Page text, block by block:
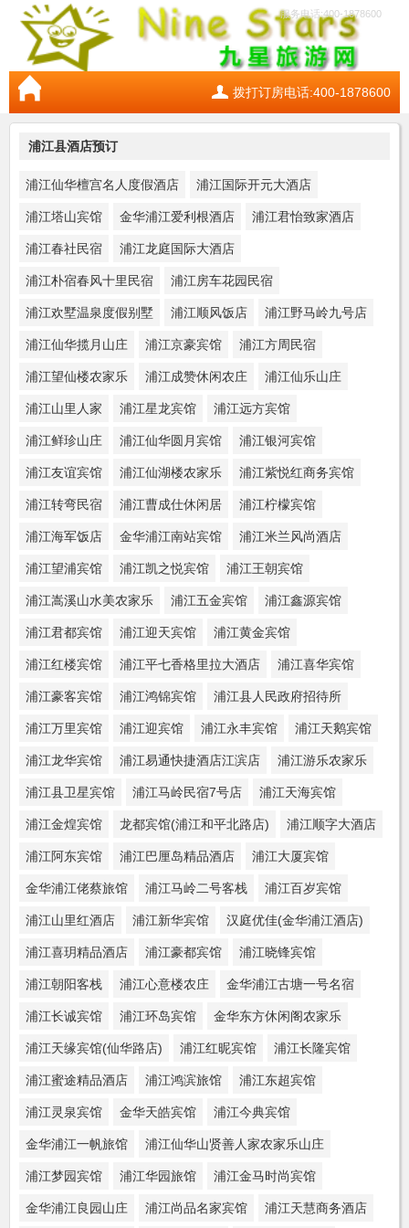
服务电话:400-1878600
拨打订房电话:400-1878600
浦江县酒店预订
浦江仙华檀宫名人度假酒店 浦江国际开元大酒店
浦江塔山宾馆 金华浦江爱利根酒店 浦江君怡致家酒店
浦江春社民宿 浦江龙庭国际大酒店
浦江朴宿春风十里民宿 浦江房车花园民宿
浦江欢墅温泉度假别墅 浦江顺风饭店 浦江野马岭九号店
浦江仙华揽月山庄 浦江京豪宾馆 浦江方周民宿
浦江望仙楼农家乐 浦江成赞休闲农庄 浦江仙乐山庄
浦江山里人家 浦江星龙宾馆 浦江远方宾馆
浦江鲜珍山庄 浦江仙华圆月宾馆 浦江银河宾馆
浦江友谊宾馆 浦江仙湖楼农家乐 浦江紫悦红商务宾馆
浦江转弯民宿 浦江曹成仕休闲居 浦江柠檬宾馆
浦江海军饭店 金华浦江南站宾馆 浦江米兰风尚酒店
浦江望浦宾馆 浦江凯之悦宾馆 浦江王朝宾馆
浦江嵩溪山水美农家乐 浦江五金宾馆 浦江鑫源宾馆
浦江君都宾馆 浦江迎天宾馆 浦江黄金宾馆
浦江红楼宾馆 浦江平七香格里拉大酒店 浦江喜华宾馆
浦江豪客宾馆 浦江鸿锦宾馆 浦江县人民政府招待所
浦江万里宾馆 浦江迎宾馆 浦江永丰宾馆 浦江天鹅宾馆
浦江龙华宾馆 浦江易通快捷酒店江滨店 浦江游乐农家乐
浦江县卫星宾馆 浦江马岭民宿7号店 浦江天海宾馆
浦江金煌宾馆 龙都宾馆(浦江和平北路店) 浦江顺字大酒店
浦江阿东宾馆 浦江巴厘岛精品酒店 浦江大厦宾馆
金华浦江佬蔡旅馆 浦江马岭二号客栈 浦江百岁宾馆
浦江山里红酒店 浦江新华宾馆 汉庭优佳(金华浦江酒店)
浦江喜玥精品酒店 浦江豪都宾馆 浦江晓锋宾馆
浦江朝阳客栈 浦江心意楼农庄 金华浦江古塘一号名宿
浦江长诚宾馆 浦江环岛宾馆 金华东方休闲阁农家乐
浦江天缘宾馆(仙华路店) 浦江红昵宾馆 浦江长隆宾馆
浦江蜜途精品酒店 浦江鸿滨旅馆 浦江东超宾馆
浦江灵泉宾馆 金华天皓宾馆 浦江今典宾馆
金华浦江一帆旅馆 浦江仙华山贤善人家农家乐山庄
浦江梦园宾馆 浦江华园旅馆 浦江金马时尚宾馆
金华浦江良园山庄 浦江尚品名家宾馆 浦江天慧商务酒店